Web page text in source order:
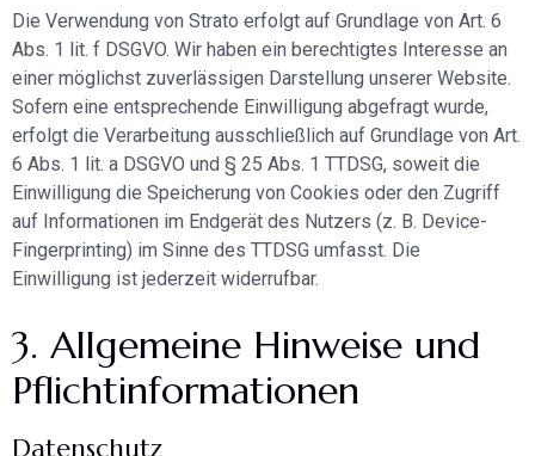
Die Verwendung von Strato erfolgt auf Grundlage von Art. 6
Abs. 1 lit. f DSGVO. Wir haben ein berechtigtes Interesse an
einer möglichst zuverlässigen Darstellung unserer Website.
Sofern eine entsprechende Einwilligung abgefragt wurde,
erfolgt die Verarbeitung ausschließlich auf Grundlage von Art.
6 Abs. 1 lit. a DSGVO und § 25 Abs. 1 TTDSG, soweit die
Einwilligung die Speicherung von Cookies oder den Zugriff
auf Informationen im Endgerät des Nutzers (z. B. Device-
Fingerprinting) im Sinne des TTDSG umfasst. Die
Einwilligung ist jederzeit widerrufbar.
3. Allgemeine Hinweise und
Pflicht­informationen
Datenschutz